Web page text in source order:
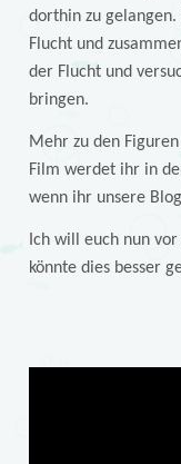
dorthin zu
Flucht und
der Flucht und
bringen.
Mehr zu den
Film werdet ihr in
wenn ihr unsere
Ich will euch nun
könnte dies besser